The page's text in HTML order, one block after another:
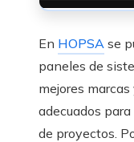
En HOPSA se
paneles de
mejores
adecuados
de proyectos.